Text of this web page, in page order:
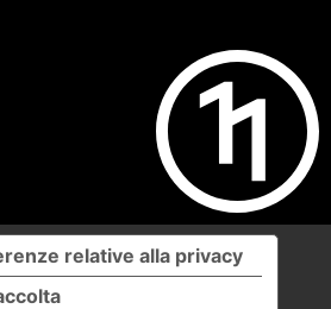
relative alla privacy